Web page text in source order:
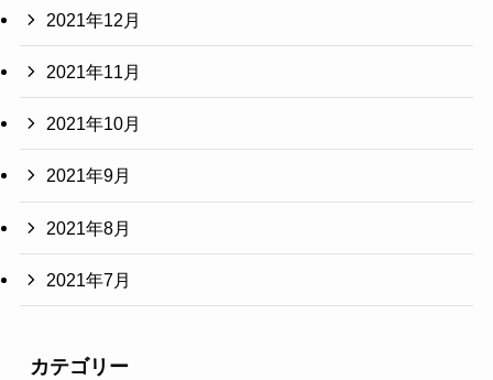
2021年12月
2021年11月
2021年10月
2021年9月
2021年8月
2021年7月
カテゴリー